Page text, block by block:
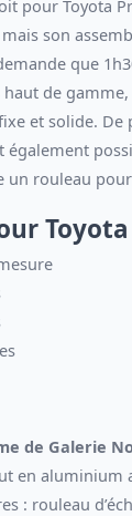
pour Toyota
son
que
de
et solide.
également
un rouleau
de Galerie
en aluminium
: rouleau